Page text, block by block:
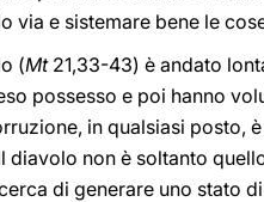
via e sistemare bene le
(Mt21,33-43) è andato
possesso e poi hanno
in qualsiasi posto,
diavolo non è soltanto
di generare uno stato